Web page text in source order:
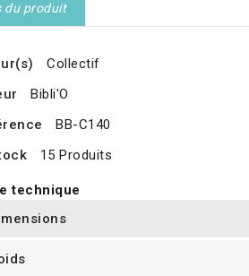
du produit
Collectif
Bibli'O
BB-C140
15 Produits
technique